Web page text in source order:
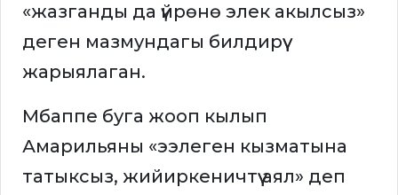
«жазганды да үйрөнө элек акылсыз»
деген мазмундагы билдирүү
жарыялаган.
Мбаппе буга жооп кылып
Амарильяны «ээлеген кызматына
татыксыз, жийиркеничтүү аял» деп